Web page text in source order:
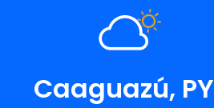
Caaguazú, PY